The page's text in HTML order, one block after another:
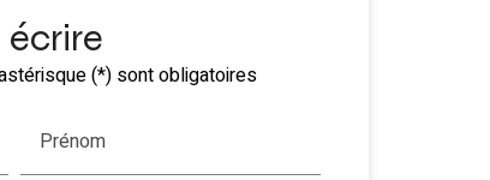
écrire
(*) sont obligatoires
Prénom